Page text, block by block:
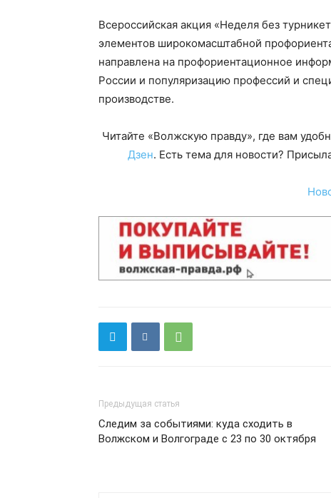
Всероссийская акция «Неделя без
элементов широкомасштабной
направлена на профориентационное
России и популяризацию профессий и
производстве.
Читайте «Волжскую правду», где вам
Дзен. Есть тема для новости?
Предыдущая статья
Следим за событиями: куда сходить в
Волжском и Волгограде с 23 по 30 октября